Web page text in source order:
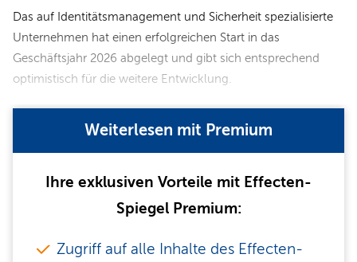
Das auf Identitätsmanagement und Sicherheit spezialisierte
Unternehmen hat einen erfolgreichen Start in das
Geschäftsjahr 2026 abgelegt und gibt sich entsprechend
optimistisch für die weitere Entwicklung.
Weiterlesen mit Premium
Ihre exklusiven Vorteile mit Effecten-
Spiegel Premium:
Zugriff auf alle Inhalte des Effecten-